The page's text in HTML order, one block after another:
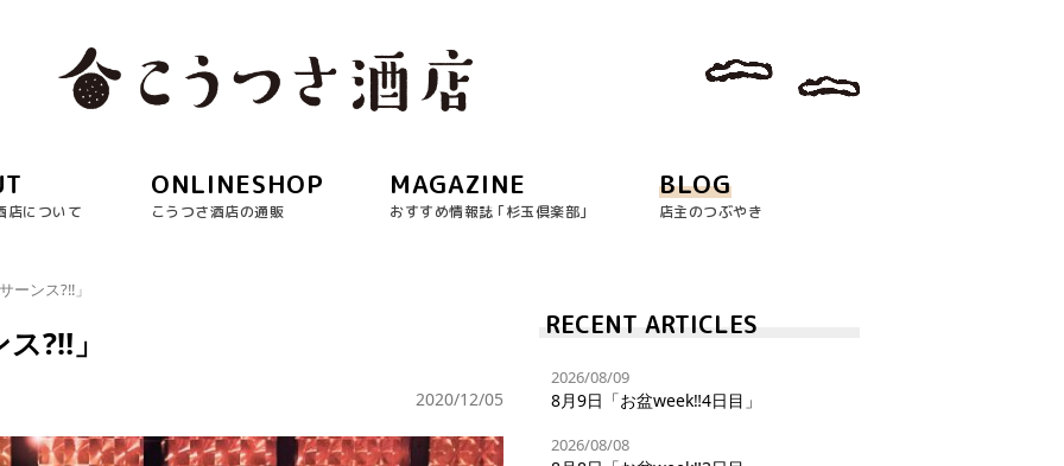
店について
ONLINESHOP
こうつさ酒店の通販
MAGAZINE
おすすめ情報誌 ｢杉玉倶楽部｣
BLOG
店主のつぶやき
ーンス?‼︎」
?‼︎」
2020/12/05
RECENT ARTICLES
2026/08/09
8月9日「お盆week‼︎4日目」
2026/08/08